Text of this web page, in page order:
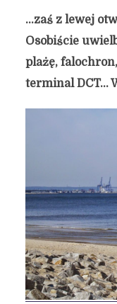
Górki
16
…zaś z lewej
Osobiście
plażę,
terminal DCT…